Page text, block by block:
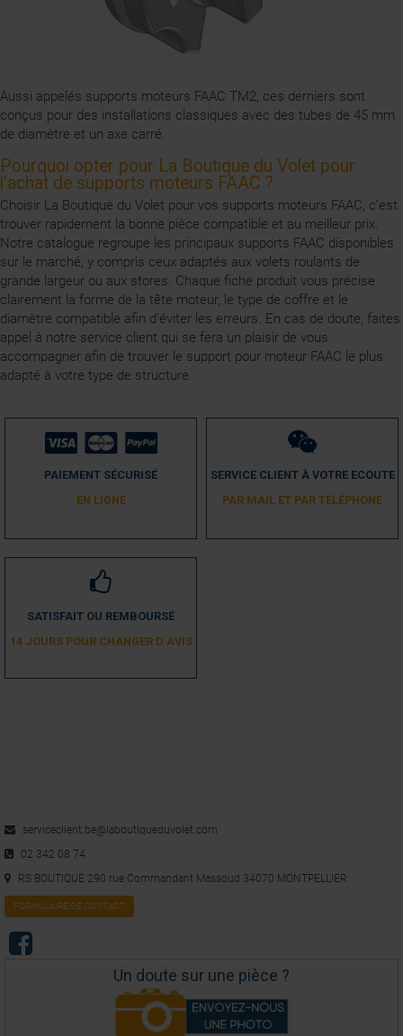
Aussi appelés supports moteurs FAAC TM2, ces derniers sont
conçus pour des installations classiques avec des tubes de 45 mm
de diamètre et un axe carré.
Pourquoi opter pour La Boutique du Volet pour
l’achat de supports moteurs FAAC ?
Choisir La Boutique du Volet pour vos supports moteurs FAAC, c’est
trouver rapidement la bonne pièce compatible et au meilleur prix.
Notre catalogue regroupe les principaux supports FAAC disponibles
sur le marché, y compris ceux adaptés aux volets roulants de
grande largeur ou aux stores. Chaque fiche produit vous précise
clairement la forme de la tête moteur, le type de coffre et le
diamètre compatible afin d'éviter les erreurs. En cas de doute, faites
appel à notre service client qui se fera un plaisir de vous
accompagner afin de trouver le support pour moteur FAAC le plus
adapté à votre type de structure.
PAIEMENT SÉCURISÉ
EN LIGNE
SERVICE CLIENT À VOTRE ECOUTE
PAR MAIL ET PAR TÉLÉPHONE
SATISFAIT OU REMBOURSÉ
14 JOURS POUR CHANGER D´AVIS
serviceclient.be@laboutiqueduvolet.com
02 342 08 74
RS BOUTIQUE 290 rue Commandant Massoud 34070 MONTPELLIER
FORMULAIRE DE CONTACT
Un doute sur une pièce ?